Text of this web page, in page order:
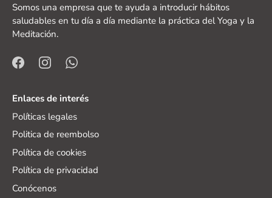
Somos una empresa que te ayuda a introducir hábitos
saludables en tu día a día mediante la práctica del Yoga y la
Meditación.
Enlaces de interés
Políticas legales
Politica de reembolso
Política de cookies
Política de privacidad
Conócenos